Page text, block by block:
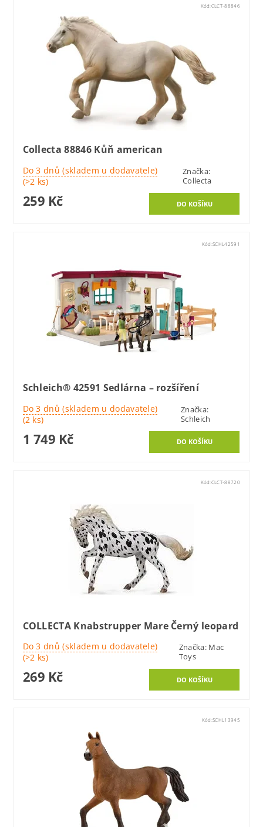
Kód: CLCT-88846
Collecta 88846 Kůň american
Do 3 dnů (skladem u dodavatele)
(>2 ks)
Značka:
Collecta
259 Kč
Kód:SCHL42591
Schleich® 42591 Sedlárna – rozšíření
Do 3 dnů (skladem u dodavatele)
(2 ks)
Značka:
Schleich
1 749 Kč
Kód: CLCT-88720
COLLECTA Knabstrupper Mare Černý leopard
Do 3 dnů (skladem u dodavatele)
(>2 ks)
Značka: Mac
Toys
269 Kč
Kód:SCHL13945